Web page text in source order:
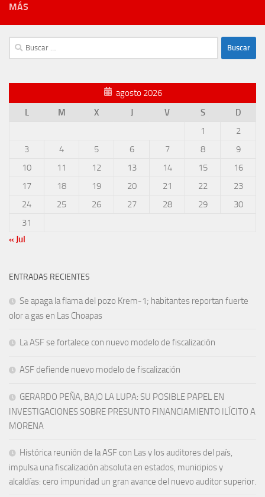
MÁS
Buscar:
agosto 2026
L
M X J V S
D
1
2
3
4 5 6 7 8
9
10
11 12 13 14 15
16
17
18 19 20 21 22
23
24
25 26 27 28 29
30
31
« Jul
ENTRADAS RECIENTES
Se apaga la flama del pozo Krem-1; habitantes reportan fuerte
olor a gas en Las Choapas
La ASF se fortalece con nuevo modelo de fiscalización
ASF defiende nuevo modelo de fiscalización
GERARDO PEÑA, BAJO LA LUPA: SU POSIBLE PAPEL EN
INVESTIGACIONES SOBRE PRESUNTO FINANCIAMIENTO ILÍCITO A
MORENA
Histórica reunión de la ASF con Las y los auditores del país,
impulsa una fiscalización absoluta en estados, municipios y
alcaldías: cero impunidad un gran avance del nuevo auditor superior.